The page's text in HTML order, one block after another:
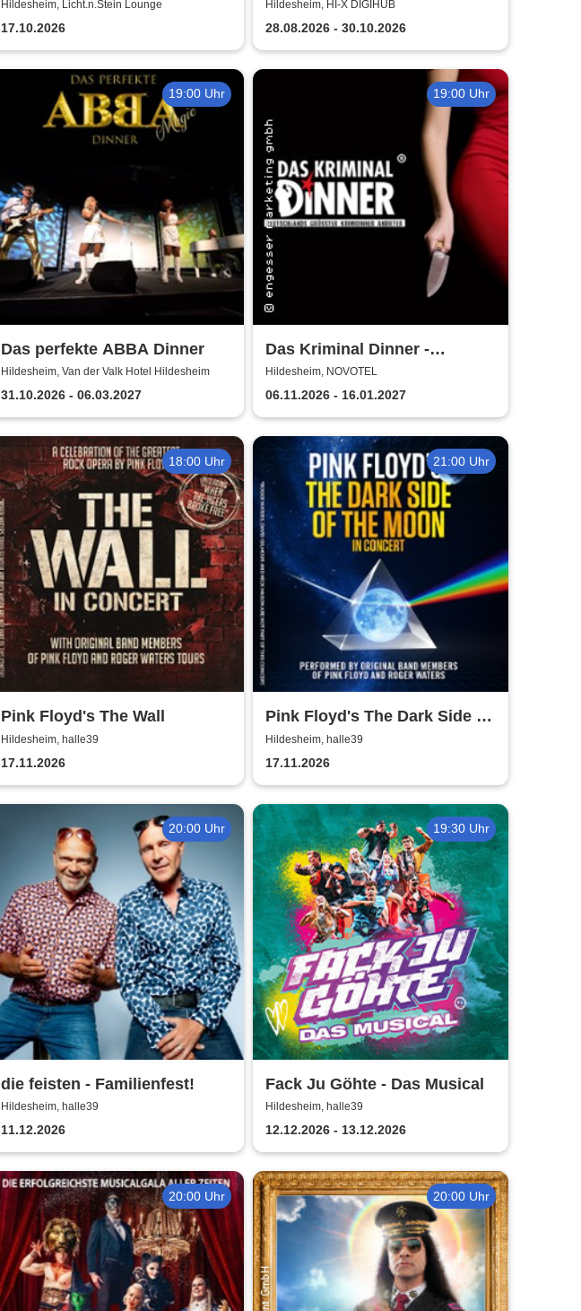
Licht.n.Stein Lounge
Hildesheim, Licht.n.Stein Lounge
17.10.2026
MitSingParty
Hildesheim, HI-X DIGIHUB
28.08.2026 - 30.10.2026
19:00 Uhr
Das perfekte ABBA Dinner
Hildesheim, Van der Valk Hotel Hildesheim
31.10.2026 - 06.03.2027
19:00 Uhr
Das Kriminal Dinner -
Testament à la Carte
Hildesheim, NOVOTEL
06.11.2026 - 16.01.2027
18:00 Uhr
Pink Floyd's The Wall
Hildesheim, halle39
17.11.2026
21:00 Uhr
Pink Floyd's The Dark Side of
the Moon - In Concert
Hildesheim, halle39
17.11.2026
20:00 Uhr
die feisten - Familienfest!
Hildesheim, halle39
11.12.2026
19:30 Uhr
Fack Ju Göhte - Das Musical
Hildesheim, halle39
12.12.2026 - 13.12.2026
20:00 Uhr 20:00 Uhr